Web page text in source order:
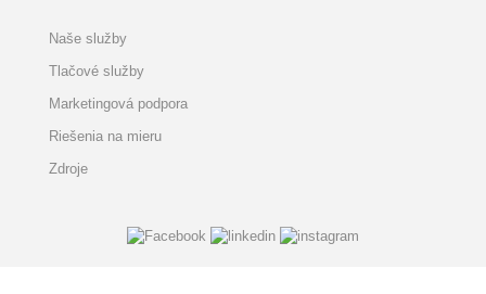
Naše služby
Tlačové služby
Marketingová podpora
Riešenia na mieru
Zdroje